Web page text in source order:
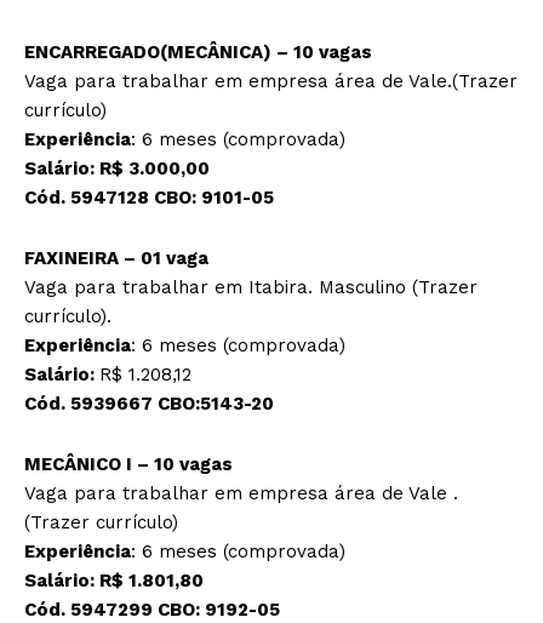
ENCARREGADO(MECÂNICA) – 10 vagas
Vaga para trabalhar em empresa área de Vale.(Trazer
currículo)
Experiência: 6 meses (comprovada)
Salário: R$ 3.000,00
Cód. 5947128 CBO: 9101-05
FAXINEIRA – 01 vaga
Vaga para trabalhar em Itabira. Masculino (Trazer
currículo).
Experiência: 6 meses (comprovada)
Salário: R$ 1.208,12
Cód. 5939667 CBO:5143-20
MECÂNICO I – 10 vagas
Vaga para trabalhar em empresa área de Vale .
(Trazer currículo)
Experiência: 6 meses (comprovada)
Salário: R$ 1.801,80
Cód. 5947299 CBO: 9192-05